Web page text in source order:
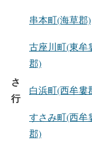
串本町(海草郡)
古座川町(東牟
郡)
さ
行
白浜町(西牟婁
すさみ町(西牟
郡)